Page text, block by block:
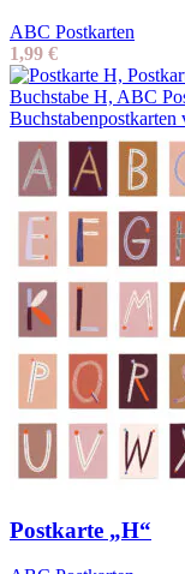
ABC Postkarten
1,99 €
Postkarte „H“